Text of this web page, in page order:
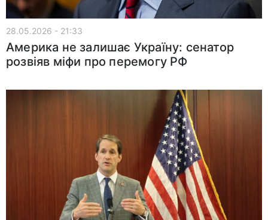
28.05.2026 - 21:33
Америка не залишає Україну: сенатор
розвіяв міфи про перемогу РФ